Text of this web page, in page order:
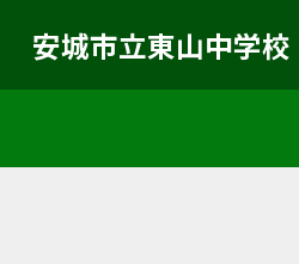
安城市立東山中学校